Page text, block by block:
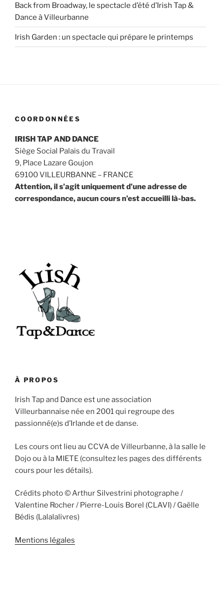
Back from Broadway, le spectacle d’été d’Irish Tap &
Dance à Villeurbanne
Irish Garden : un spectacle qui prépare le printemps
COORDONNÉES
IRISH TAP AND DANCE
Siège Social Palais du Travail
9, Place Lazare Goujon
69100 VILLEURBANNE – FRANCE
Attention, il s’agit uniquement d’une adresse de
correspondance, aucun cours n’est accueilli là-bas.
À PROPOS
Irish Tap and Dance est une association
Villeurbannaise née en 2001 qui regroupe des
passionné(e)s d’Irlande et de danse.
Les cours ont lieu au CCVA de Villeurbanne, à la salle le
Dojo ou à la MIETE (consultez les pages des différents
cours pour les détails).
Crédits photo © Arthur Silvestrini photographe /
Valentine Rocher / Pierre-Louis Borel (CLAVI) / Gaëlle
Bédis (Lalalalivres)
Mentions légales